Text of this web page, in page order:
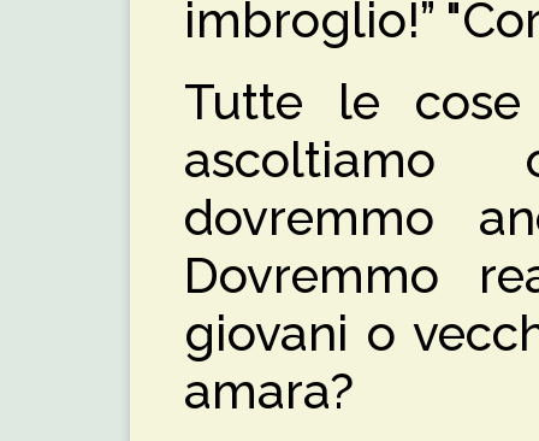
imbroglio!”
Tutte le
dovremmo
Dovremmo
giovani o
amara?